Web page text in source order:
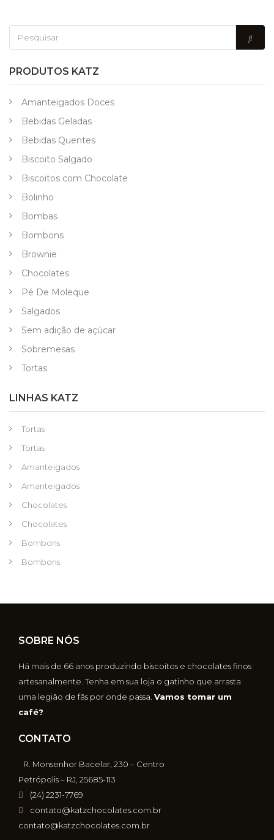
PRODUTOS KATZ
Amanteigados Doces
Bebidas Geladas
Bebidas Quentes
Biscoito Salgado
Biscoitos com Chocolate
Bolinho
Bombas
Bombons
Brownie
Chocolates
Pé De Moleque
Salgados
Sem adição de açúcar
Sobremesas
Tortas
LINHAS KATZ
Tortas
Tortas
Amanteigados
Amanteigados
Chocolates
Chocolates
Bombons
Bombons
SOBRE NÓS
Há mais de 66 anos produzindo biscoitos e chocolates finos
artesanalmente. Tenha em sua loja o gatinho que arrasta
uma legião de fãs por onde passa. Vamos tomar um
café?
CONTATO
R. Monsenhor Bacelar, 230 – Centro
Petrópolis – RJ, 25685-113
(24) 2231-7769
contato@katzchocolates.com.br
contato@katzchocolates.com.br